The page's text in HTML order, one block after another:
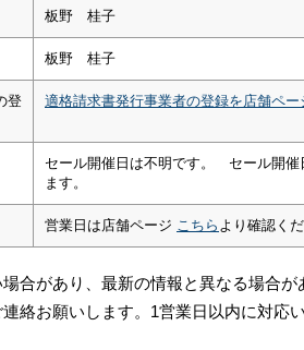
板野 桂子
板野 桂子
登
適格請求書発行事業者の登録を店舗ペー
セール開催日は不明です。 セール開催
ます。
営業日は店舗ページ こちら より確認くだ
合があり、最新の情報と異なる場合が
連絡お願いします。1営業日以内に対応い